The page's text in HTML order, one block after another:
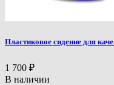
Пластиковое сидение для
1 700 ₽
В наличии